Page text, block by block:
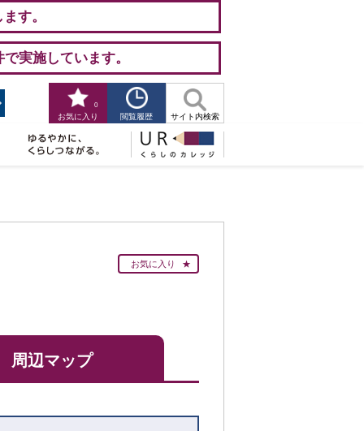
す。
実施しています。
お気に入り
0
閲覧履歴 サイト内検索
お気に入り
周辺マップ